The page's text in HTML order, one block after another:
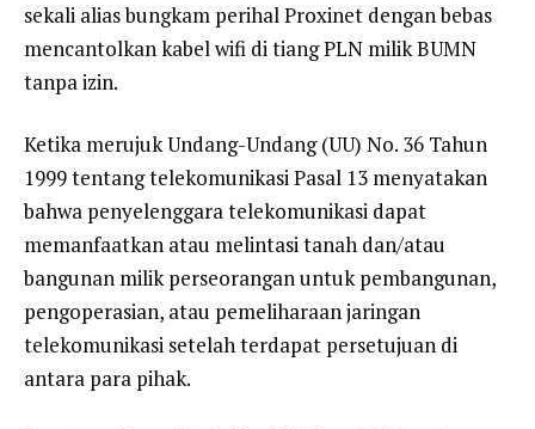
sekali alias bungkam perihal Proxinet dengan bebas
mencantolkan kabel wifi di tiang PLN milik BUMN
tanpa izin.
Ketika merujuk Undang-Undang (UU) No. 36 Tahun
1999 tentang telekomunikasi Pasal 13 menyatakan
bahwa penyelenggara telekomunikasi dapat
memanfaatkan atau melintasi tanah dan/atau
bangunan milik perseorangan untuk pembangunan,
pengoperasian, atau pemeliharaan jaringan
telekomunikasi setelah terdapat persetujuan di
antara para pihak.